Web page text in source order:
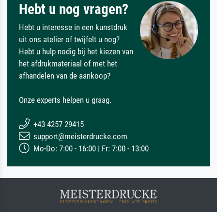
Hebt u nog vragen?
Hebt u interesse in een kunstdruk
uit ons atelier of twijfelt u nog?
Hebt u hulp nodig bij het kiezen van
het afdrukmateriaal of met het
afhandelen van de aankoop?
Onze experts helpen u graag.
+43 4257 29415
support@meisterdrucke.com
Mo-Do: 7:00 - 16:00 | Fr: 7:00 - 13:00